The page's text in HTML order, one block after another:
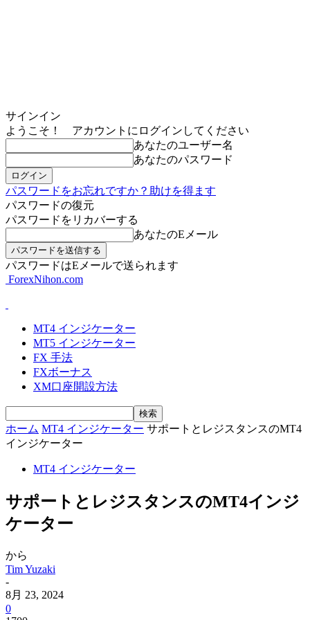
サインイン
ようこそ！ アカウントにログインしてください
あなたのユーザー名
あなたのパスワード
パスワードをお忘れですか？助けを得ます
パスワードの復元
パスワードをリカバーする
あなたのEメール
パスワードはEメールで送られます
ForexNihon.com
MT4 インジケーター
MT5 インジケーター
FX 手法
FXボーナス
XM口座開設方法
ホーム MT4 インジケーター サポートとレジスタンスのMT4
インジケーター
MT4 インジケーター
サポートとレジスタンスのMT4インジ
ケーター
から
Tim Yuzaki
-
8月 23, 2024
0